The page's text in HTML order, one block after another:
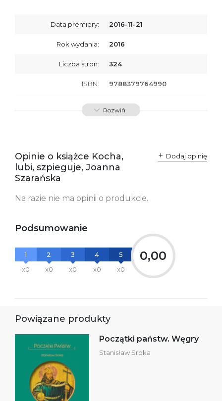
Data premiery: 2016-11-21
Rok wydania: 2016
Liczba stron: 324
ISBN: 9788379764990
SKU: E200230
Polska
kontakt@wydajenamsie.pl
+48 61 623 38 38
informacje dotyczące
Rozwiń
Opinie o książce Kocha,
lubi, szpieguje, Joanna
Szarańska
Dodaj opinię
Na razie nie ma opinii o produkcie.
Podsumowanie
1
x0
2
x0
3
x0
4
x0
5
x0
0,00
Powiązane produkty
Początki państw. Węgry
Stanisław Sroka